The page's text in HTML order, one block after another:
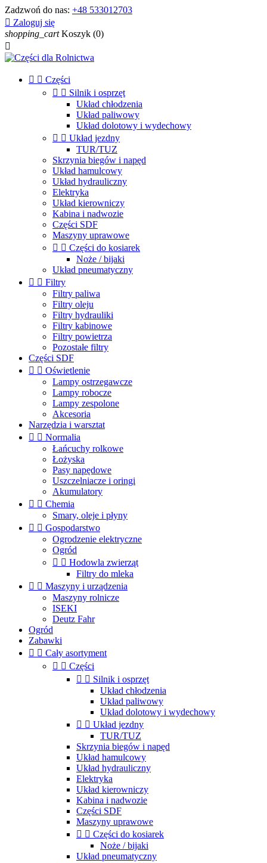
Zadzwoń do nas: +48 533012703
 Zaloguj się
shopping_cart Koszyk (0)

  Części
  Silnik i osprzęt
Układ chłodzenia
Układ paliwowy
Układ dolotowy i wydechowy
  Układ jezdny
TUR/TUZ
Skrzynia biegów i napęd
Układ hamulcowy
Układ hydrauliczny
Elektryka
Układ kierowniczy
Kabina i nadwozie
Części SDF
Maszyny uprawowe
  Części do kosiarek
Noże / bijaki
Układ pneumatyczny
  Filtry
Filtry paliwa
Filtry oleju
Filtry hydrauliki
Filtry kabinowe
Filtry powietrza
Pozostałe filtry
Części SDF
  Oświetlenie
Lampy ostrzegawcze
Lampy robocze
Lampy zespolone
Akcesoria
Narzędzia i warsztat
  Normalia
Łańcuchy rolkowe
Łożyska
Pasy napędowe
Uszczelniacze i oringi
Akumulatory
  Chemia
Smary, oleje i płyny
  Gospodarstwo
Ogrodzenie elektryczne
Ogród
  Hodowla zwierząt
Filtry do mleka
  Maszyny i urządzenia
Maszyny rolnicze
ISEKI
Deutz Fahr
Ogród
Zabawki
  Cały asortyment
  Części
  Silnik i osprzęt
Układ chłodzenia
Układ paliwowy
Układ dolotowy i wydechowy
  Układ jezdny
TUR/TUZ
Skrzynia biegów i napęd
Układ hamulcowy
Układ hydrauliczny
Elektryka
Układ kierowniczy
Kabina i nadwozie
Części SDF
Maszyny uprawowe
  Części do kosiarek
Noże / bijaki
Układ pneumatyczny